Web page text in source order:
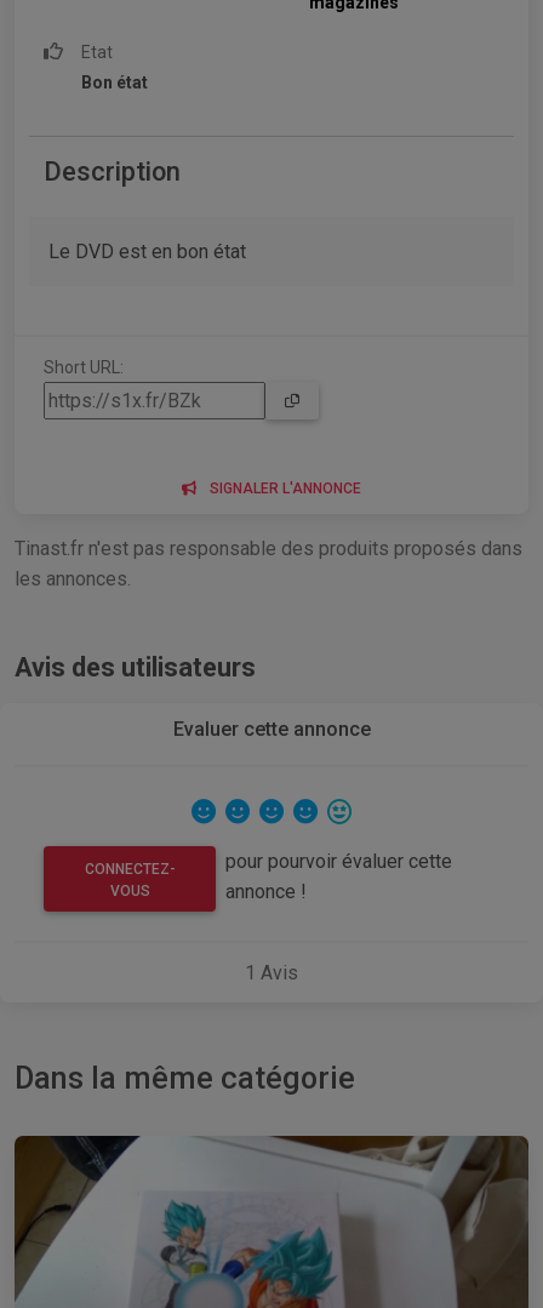
Etat
Bon état
Description
Le DVD est en bon état
Short URL:
SIGNALER L'ANNONCE
Tinast.fr n'est pas responsable des produits proposés dans
les annonces.
Avis des utilisateurs
Evaluer cette annonce
CONNECTEZ-
VOUS
pour pourvoir évaluer cette
annonce !
1 Avis
Dans la même catégorie